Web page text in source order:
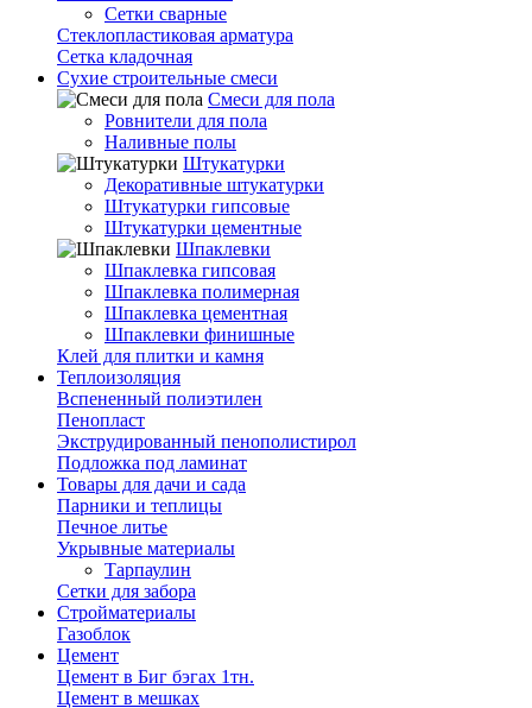
Сетки сварные
Стеклопластиковая арматура
Сетка кладочная
Сухие строительные смеси
Смеси для пола
Ровнители для пола
Наливные полы
Штукатурки
Декоративные штукатурки
Штукатурки гипсовые
Штукатурки цементные
Шпаклевки
Шпаклевка гипсовая
Шпаклевка полимерная
Шпаклевка цементная
Шпаклевки финишные
Клей для плитки и камня
Теплоизоляция
Вспененный полиэтилен
Пенопласт
Экструдированный пенополистирол
Подложка под ламинат
Товары для дачи и сада
Парники и теплицы
Печное литье
Укрывные материалы
Тарпаулин
Сетки для забора
Стройматериалы
Газоблок
Цемент
Цемент в Биг бэгах 1тн.
Цемент в мешках